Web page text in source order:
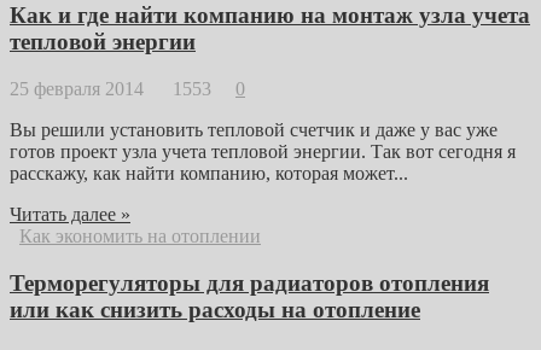
Как и где найти компанию на монтаж узла учета
тепловой энергии
25 февраля 2014 1553 0
Вы решили установить тепловой счетчик и даже у вас уже
готов проект узла учета тепловой энергии. Так вот сегодня я
расскажу, как найти компанию, которая может...
Читать далее »
Как экономить на отоплении
Терморегуляторы для радиаторов отопления
или как снизить расходы на отопление